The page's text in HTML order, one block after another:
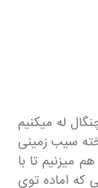
له ميكنيم
سيب زمينى
ميزنيم تا با
اماده توى